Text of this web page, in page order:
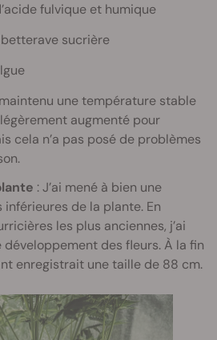
fulvique et humique
sucrière
maintenu une température stable
légèrement augmenté pour
cela n’a pas posé de problèmes
: J’ai mené à bien une
inférieures de la plante. En
les plus anciennes, j’ai
développement des fleurs. À la fin
enregistrait une taille de 88 cm.